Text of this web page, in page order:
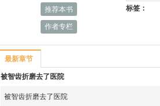
推荐本书
作者专栏
标签：
最新章节
被智齿折磨去了医院
被智齿折磨去了医院